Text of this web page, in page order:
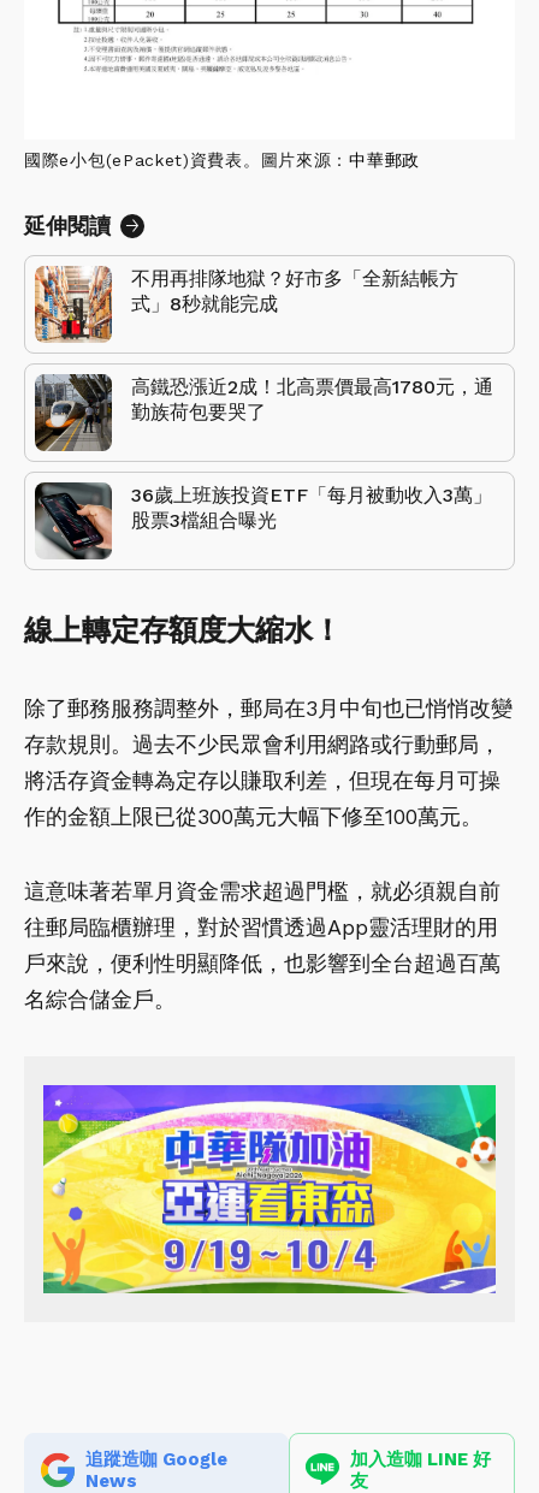
國際e小包(ePacket)資費表。圖片來源：中華郵政
延伸閱讀
不用再排隊地獄？好市多「全新結帳方
式」8秒就能完成
高鐵恐漲近2成！北高票價最高1780元，通
勤族荷包要哭了
36歲上班族投資ETF「每月被動收入3萬」
股票3檔組合曝光
線上轉定存額度大縮水！
除了郵務服務調整外，郵局在3月中旬也已悄悄改變
存款規則。過去不少民眾會利用網路或行動郵局，
將活存資金轉為定存以賺取利差，但現在每月可操
作的金額上限已從300萬元大幅下修至100萬元。
這意味著若單月資金需求超過門檻，就必須親自前
往郵局臨櫃辦理，對於習慣透過App靈活理財的用
戶來說，便利性明顯降低，也影響到全台超過百萬
名綜合儲金戶。
追蹤造咖 Google
News
加入造咖 LINE 好
友